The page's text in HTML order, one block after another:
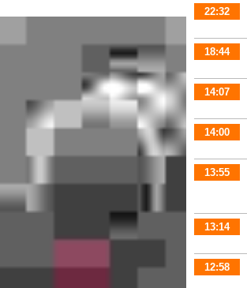
22:32
18:44
14:07
14:00
13:55
13:14
12:58